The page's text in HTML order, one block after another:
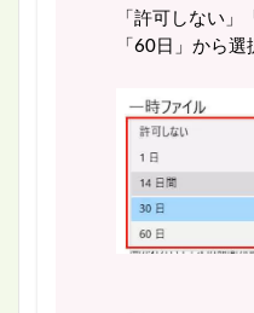
「許可しない」
「60日」から選